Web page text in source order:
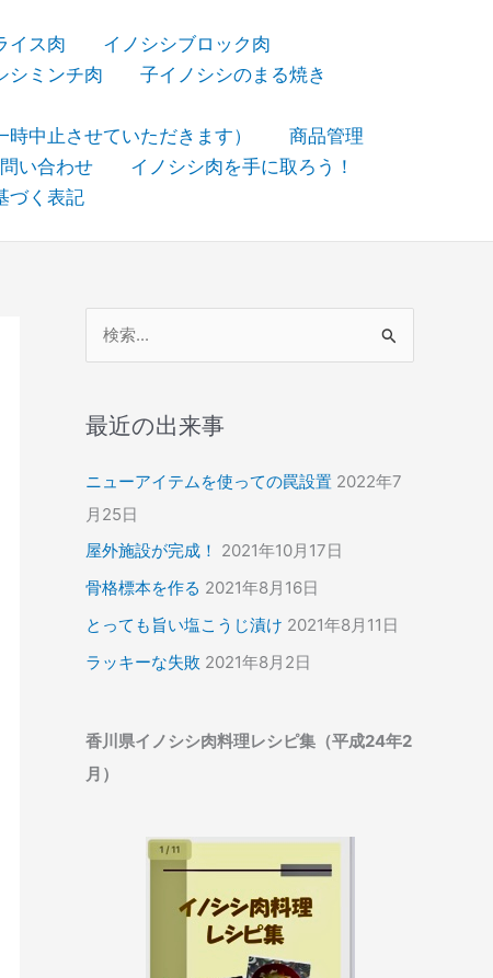
イス肉
イノシシブロック肉
シミンチ肉
子イノシシのまる焼き
中止させていただきます）
商品管理
い合わせ
イノシシ肉を手に取ろう！
づく表記
象
最近の出来事
ニューアイテムを使っての罠設置 2022年7
月25日
屋外施設が完成！ 2021年10月17日
骨格標本を作る 2021年8月16日
とっても旨い塩こうじ漬け 2021年8月11日
ラッキーな失敗 2021年8月2日
香川県イノシシ肉料理レシピ集（平成24年2
月）